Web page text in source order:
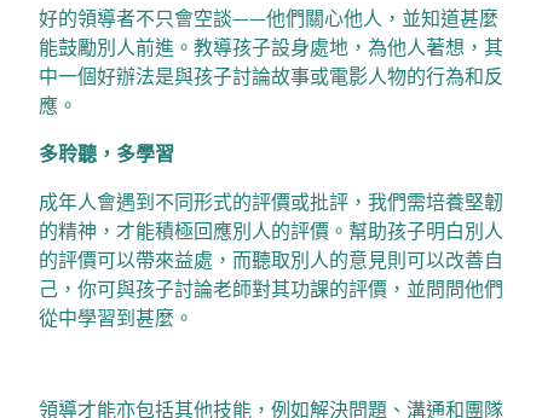
好的領導者不只會空談——他們關心他人，並知道甚麼
能鼓勵別人前進。教導孩子設身處地，為他人著想，其
中一個好辦法是與孩子討論故事或電影人物的行為和反
應。
多聆聽，多學習
成年人會遇到不同形式的評價或批評，我們需培養堅韌
的精神，才能積極回應別人的評價。幫助孩子明白別人
的評價可以帶來益處，而聽取別人的意見則可以改善自
己，你可與孩子討論老師對其功課的評價，並問問他們
從中學習到甚麼。
領導才能亦包括其他技能，例如解決問題、溝通和團隊